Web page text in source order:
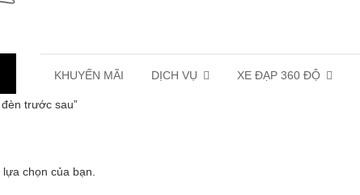
KHUYẾN MÃI DỊCH VỤ XE ĐẠP 360 ĐỘ
trước sau”
chọn của bạn.